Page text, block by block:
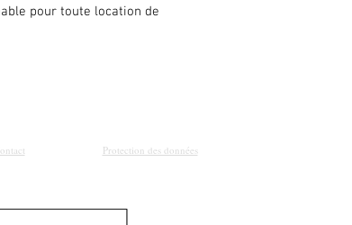
pour toute location de
Protection des données